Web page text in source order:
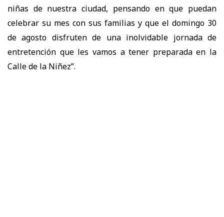
niñas de nuestra ciudad, pensando en que puedan
celebrar su mes con sus familias y que el domingo 30
de agosto disfruten de una inolvidable jornada de
entretención que les vamos a tener preparada en la
Calle de la Niñez”.